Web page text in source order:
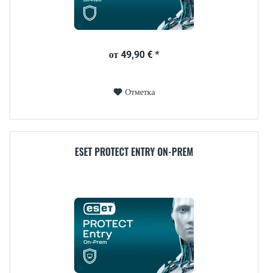
от 49,90 € *
Отметка
ESET PROTECT ENTRY ON-PREM